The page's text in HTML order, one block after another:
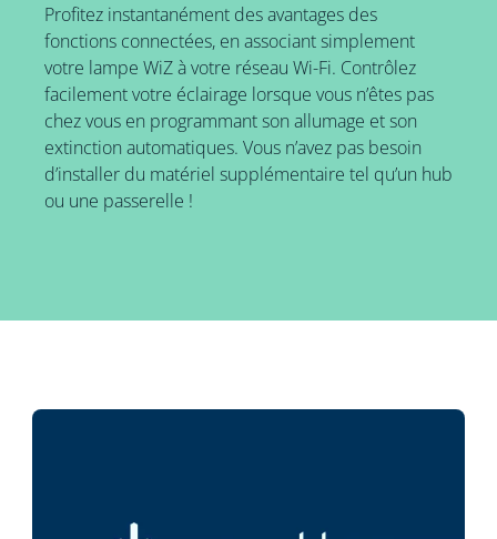
Profitez instantanément des avantages des
fonctions connectées, en associant simplement
votre lampe WiZ à votre réseau Wi-Fi. Contrôlez
facilement votre éclairage lorsque vous n’êtes pas
chez vous en programmant son allumage et son
extinction automatiques. Vous n’avez pas besoin
d’installer du matériel supplémentaire tel qu’un hub
ou une passerelle !